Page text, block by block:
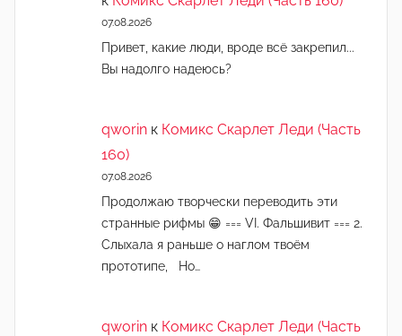
07.08.2026
Привет, какие люди, вроде всё закрепил...
Вы надолго надеюсь?
qworin к Комикс Скарлет Леди (Часть
160)
07.08.2026
Продолжаю творчески переводить эти
странные рифмы 😁 === VI. Фальшивит === 2.
Слыхала я раньше о наглом твоём
прототипе, Но…
qworin к Комикс Скарлет Леди (Часть